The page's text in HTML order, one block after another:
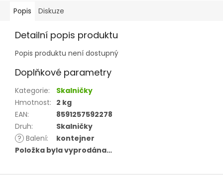
Popis Diskuze
Detailní popis produktu
Popis produktu není dostupný
Doplňkové parametry
Kategorie:
Skalničky
Hmotnost: 2 kg
EAN:
8591257592278
Druh:
Skalničky
? Balení:
kontejner
Položka byla vyprodána…